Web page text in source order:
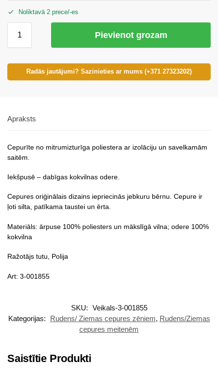
Noliktavā 2 prece/-es
Pievienot grozam
Radās jautājumi? Sazinieties ar mums (+371 27323202)
Apraksts
Cepurīte no mitrumizturīga poliestera ar izolāciju un savelkamām
saitēm.
Iekšpusē – dabīgas kokvilnas odere.
Cepures oriģinālais dizains iepriecinās jebkuru bērnu. Cepure ir
ļoti silta, patīkama taustei un ērta.
Materiāls: ārpuse 100% poliesters un mākslīgā vilna; odere 100%
kokvilna
Ražotājs tutu, Polija
Art: 3-001855
SKU: Veikals-3-001855
Kategorijas:
Rudens/ Ziemas cepures zēniem, Rudens/Ziemas
cepures meitenēm
Saistītie Produkti